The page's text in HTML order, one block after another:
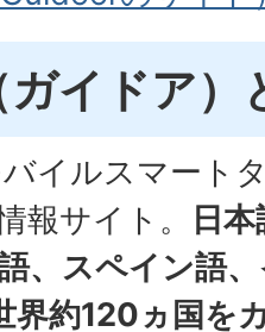
イドア）
イルスマート
報サイト。
日
、スペイン語
界約120ヵ国を